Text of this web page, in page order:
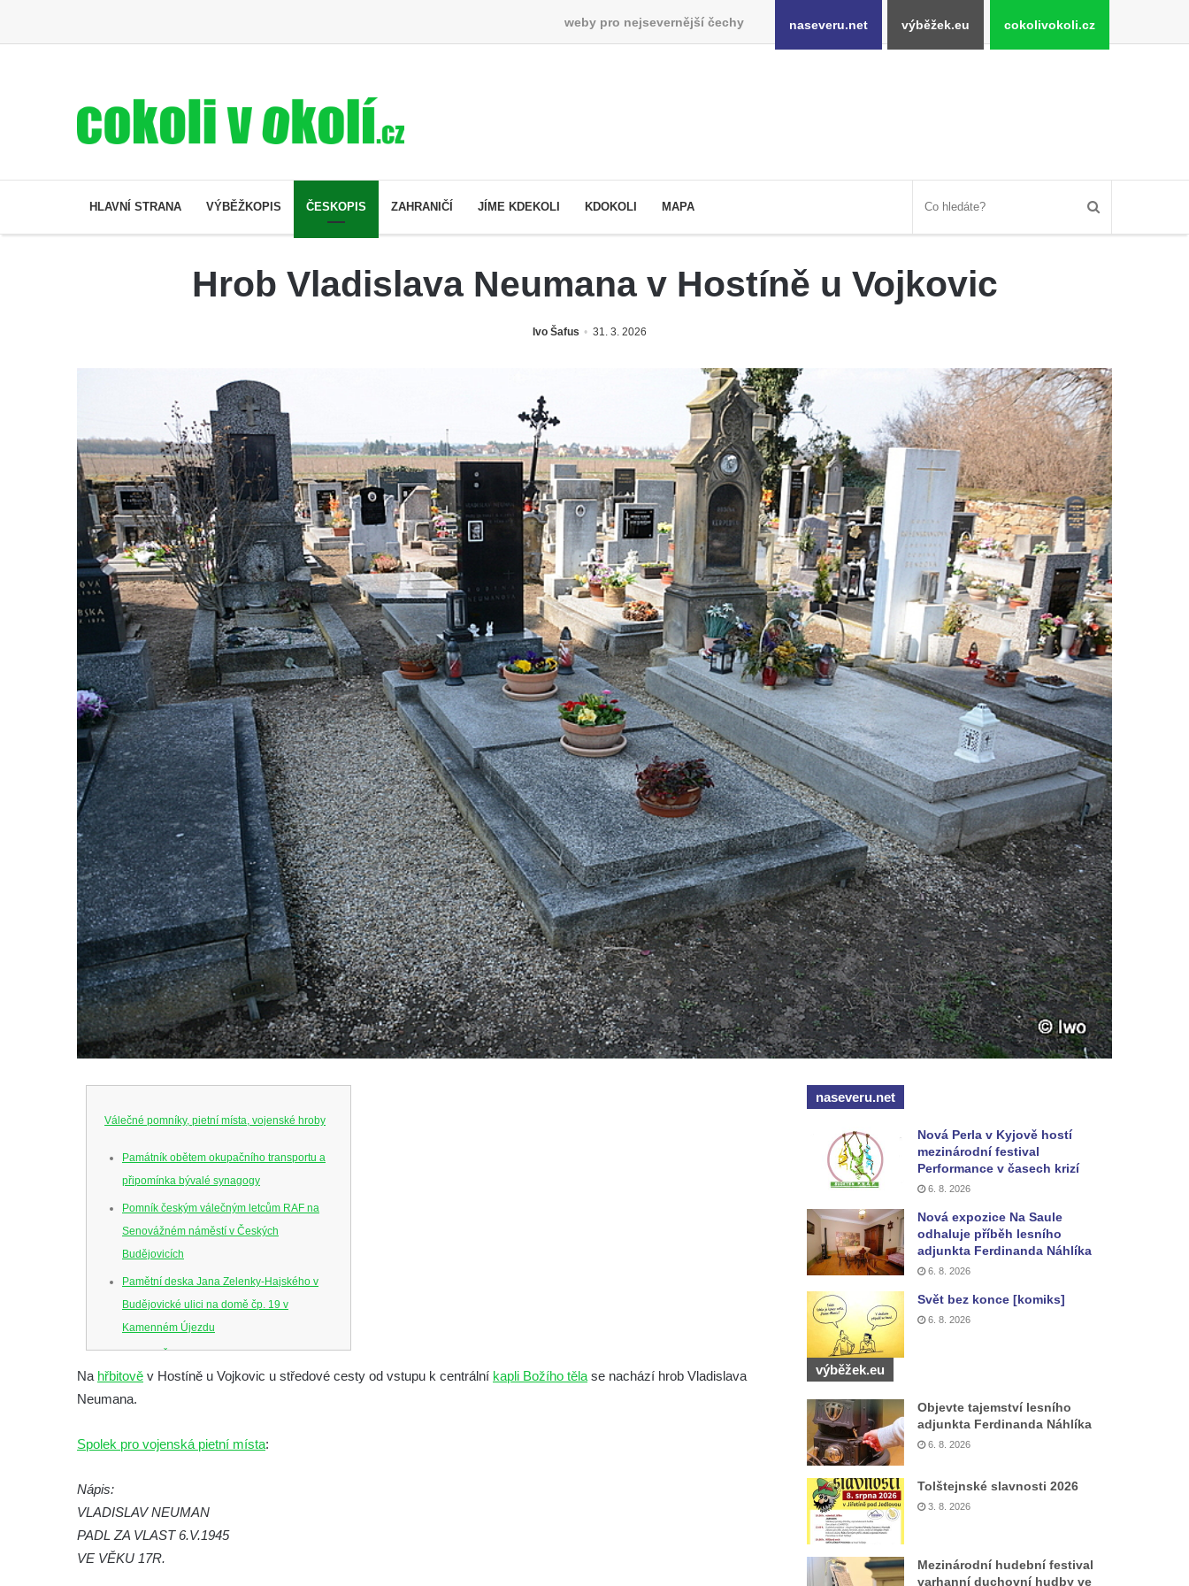
weby pro nejsevernější čechy naseveru.net výběžek.eu cokolivokoli.cz
HLAVNÍ STRANA VÝBĚŽKOPIS ČESKOPIS ZAHRANIČÍ JÍME KDEKOLI KDOKOLI MAPA
Hrob Vladislava Neumana v Hostíně u Vojkovic
Ivo Šafus 31. 3. 2026
Válečné pomníky, pietní místa, vojenské hroby
Památník obětem okupačního transportu a
připomínka bývalé synagogy
Pomník českým válečným letcům RAF na
Senovážném náměstí v Českých
Budějovicích
Pamětní deska Jana Zelenky-Hajského v
Budějovické ulici na domě čp. 19 v
Kamenném Újezdu
Kenotaf Šimona Valhy na starém hřbitově v
Kamenném Újezdě
Kenotaf Václava B. Hájka na starém
Pomník obětem válek na Náměstí v
Kenotaf Jana Mojžiše na hřbitově ve
Velešíně
Kenotaf Josefa Jílka na hřbitově ve
Na hřbitově v Hostíně u Vojkovic u středové cesty od vstupu k centrální kapli Božího těla se nachází hrob Vladislava
Neumana.
Spolek pro vojenská pietní místa:
Nápis:
VLADISLAV NEUMAN
PADL ZA VLAST 6.V.1945
VE VĚKU 17R.
naseveru.net
Nová Perla v Kyjově hostí
mezinárodní festival
Performance v časech krizí
6. 8. 2026
Nová expozice Na Saule
odhaluje příběh lesního
adjunkta Ferdinanda Náhlíka
6. 8. 2026
Svět bez konce [komiks]
6. 8. 2026
výběžek.eu
Objevte tajemství lesního
adjunkta Ferdinanda Náhlíka
6. 8. 2026
Tolštejnské slavnosti 2026
3. 8. 2026
Mezinárodní hudební festival
varhanní duchovní hudby ve